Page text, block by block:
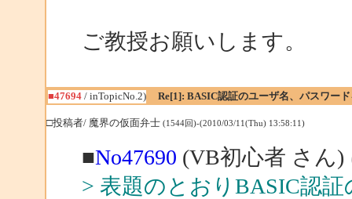
ご教授お願いします。
■47694/ inTopicNo.2) Re[1]: BASIC認証のユーザ名、パスワー
□投稿者/ 魔界の仮面弁士 (1544回)-(2010/03/11(Thu) 13:58:11)
■No47690 (VB初心者 さん)
> 表題のとおりBASIC認